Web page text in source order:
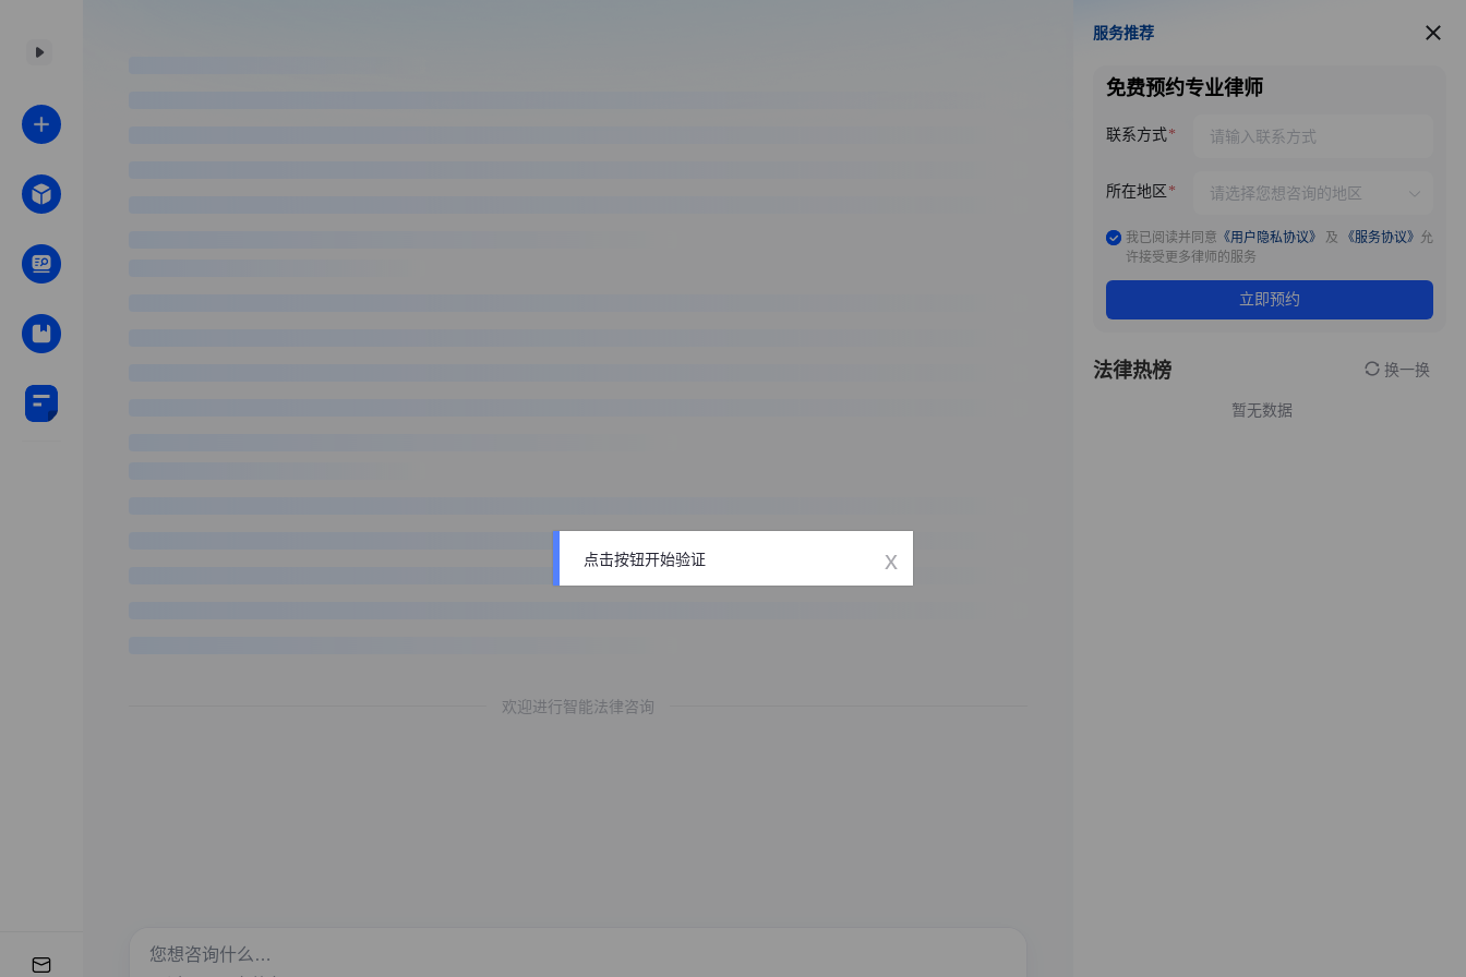
欢迎进行智能法律咨询
服务推荐
服务推荐
免费预约专业律师
联系方式
所在地区
我已阅读并同意 《用户隐私协议》 及 《服务协议》 允
许接受更多律师的服务
立即预约
法律热榜 换一换
暂无数据
点击按钮开始验证 x